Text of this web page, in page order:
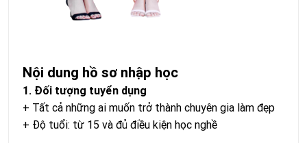
Nội dung hồ sơ nhập học
1. Đối tượng tuyển dụng
+ Tất cả những ai muốn trở thành chuyên gia làm đẹp
+ Độ tuổi: từ 15 và đủ điều kiện học nghề